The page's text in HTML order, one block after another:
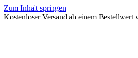
Zum Inhalt springen
Kostenloser Versand ab einem Bestellwert